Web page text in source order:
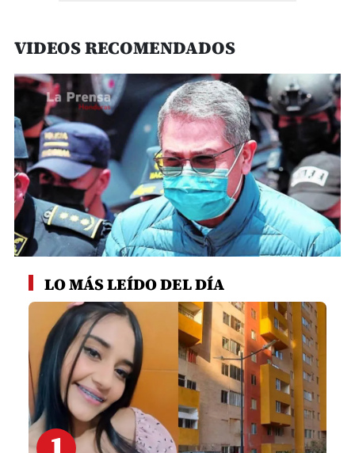
VIDEOS RECOMENDADOS
seconds
minutes,
seconds
LO MÁS LEÍDO DEL DÍA